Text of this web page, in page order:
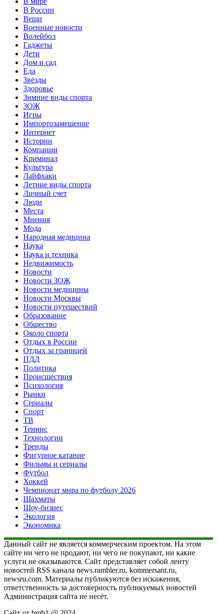
В России
Вещи
Военные новости
Волейбол
Гаджеты
Дети
Дом и сад
Еда
Звёзды
Здоровье
Зимние виды спорта
ЗОЖ
Игры
Импортозамещение
Интернет
Истории
Компании
Криминал
Культура
Лайфхаки
Летние виды спорта
Личный счет
Люди
Места
Мнения
Мода
Народная медицина
Наука
Наука и техника
Недвижимость
Новости
Новости ЗОЖ
Новости медицины
Новости Москвы
Новости путешествий
Образование
Общество
Около спорта
Отдых в России
Отдых за границей
ПДД
Политика
Происшествия
Психология
Рынки
Сериалы
Спорт
ТВ
Теннис
Технологии
Тренды
Фигурное катание
Фильмы и сериалы
Футбол
Хоккей
Чемпионат мира по футболу 2026
Шахматы
Шоу-бизнес
Экология
Экономика
Данный сайт не является коммерческим проектом. На этом
сайте ни чего не продают, ни чего не покупают, ни какие
услуги не оказываются. Сайт представляет собой ленту
новостей RSS канала news.rambler.ru, kommersant.ru,
newsru.com. Материалы публикуются без искажения,
ответственность за достоверность публикуемых новостей
Администрация сайта не несёт.